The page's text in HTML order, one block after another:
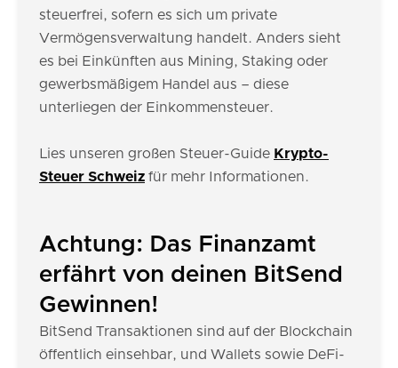
steuerfrei, sofern es sich um private
Vermögensverwaltung handelt. Anders sieht
es bei Einkünften aus Mining, Staking oder
gewerbsmäßigem Handel aus – diese
unterliegen der Einkommensteuer.
Lies unseren großen Steuer-Guide Krypto-
Steuer Schweiz für mehr Informationen.
Achtung: Das Finanzamt
erfährt von deinen BitSend
Gewinnen!
BitSend Transaktionen sind auf der Blockchain
öffentlich einsehbar, und Wallets sowie DeFi-